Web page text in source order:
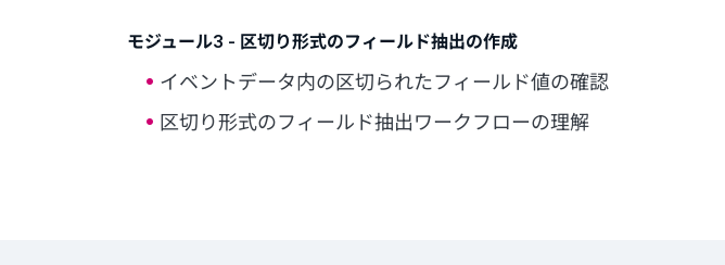
モジュール3 - 区切り形式のフィールド抽出の作成
イベントデータ内の区切られたフィールド値の確認
区切り形式のフィールド抽出ワークフローの理解